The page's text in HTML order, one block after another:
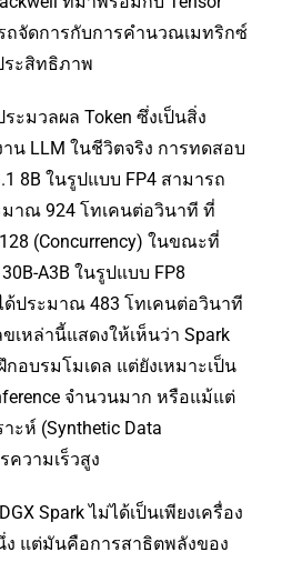
ถจัดการกับการคำนวณเมทริกซ์
ะสิทธิภาพ
ะมวลผล Token ซึ่งเป็นสิ่ง
น LLM ในชีวิตจริง การทดสอบ
8B ในรูปแบบ FP4 สามารถ
มาณ 924 โทเคนต่อวินาที ที่
(Concurrency) ในขณะที่
A3B ในรูปแบบ FP8
ด้ประมาณ 483 โทเคนต่อวินาที
ขเหล่านี้แสดงให้เห็นว่า Spark
กอบรมโมเดล แต่ยังเหมาะเป็น
จำนวนมาก หรือแม้แต่
ะห์ (Synthetic Data
ความเร็วสูง
Spark ไม่ได้เป็นเพียงเครื่อง
ง แต่มันคือการสาธิตพลังของ